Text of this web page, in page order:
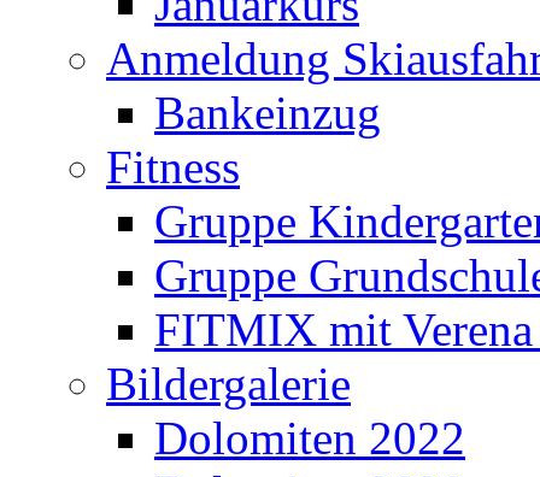
Anmeldung
Bankeinzug
Fitness
Gruppe
Gruppe
FITMIX mit
Bildergalerie
Dolomiten 2022